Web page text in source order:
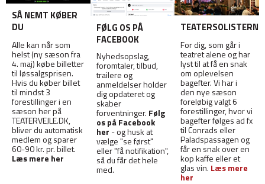
SÅ NEMT KØBER
DU
Alle kan når som
helst (ny sæson fra
4. maj) købe billetter
til løssalgsprisen.
Hvis du køber billet
til mindst 3
forestillinger i en
sæson her på
TEATERVEJLE.DK,
bliver du automatisk
medlem og sparer
60-90 kr. pr. billet.
Læs mere her
FØLG OS PÅ
FACEBOOK
Nyhedsopslag,
foromtaler, tilbud,
trailere og
anmeldelser holder
dig opdateret og
skaber
forventninger. Følg
os på Facebook
her - og husk at
vælge "se først"
eller "få notifikation",
så du får det hele
med.
TEATERSOLISTERNE
For dig, som går i
teatret alene og har
lyst til at få en snak
om oplevelsen
bagefter. Vi har i
den nye sæson
foreløbig valgt 6
forestillinger, hvor vi
bagefter følges ad fx
til Conrads eller
Paladspassagen og
får en snak over en
kop kaffe eller et
glas vin. Læs mere
her